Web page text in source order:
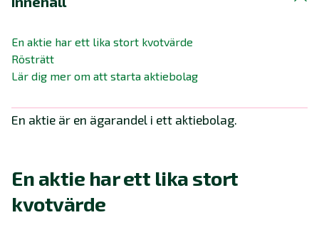
En aktie har ett lika stort kvotvärde
Rösträtt
Lär dig mer om att starta aktiebolag
En aktie är en ägarandel i ett aktiebolag.
En aktie har ett lika stort
kvotvärde